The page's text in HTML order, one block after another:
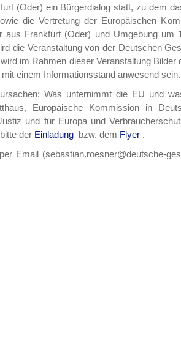
(Oder) ein Bürgerdialog statt, zu dem
die Vertretung der Europäischen
aus Frankfurt (Oder) und Umgebung um
die Veranstaltung von der Deutschen
im Rahmen dieser Veranstaltung Bilder
einem Informationsstand anwesend sein.
Was unternimmt die EU und
Europäische Kommission in
und für Europa und
der Einladung bzw. dem Flyer .
Email (sebastian.roesner@deutsche-